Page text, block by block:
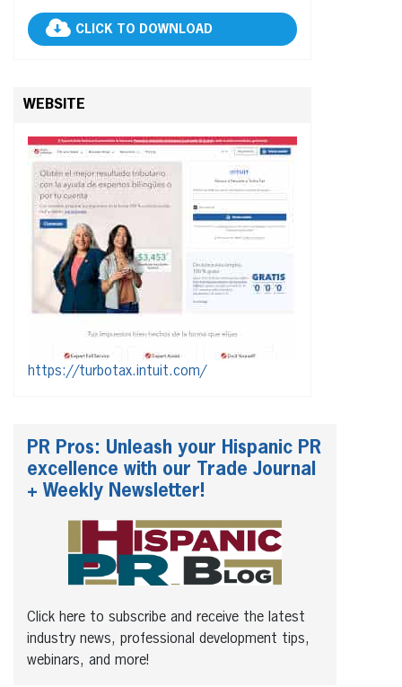
CLICK TO DOWNLOAD
WEBSITE
https://turbotax.intuit.com/
PR Pros: Unleash your Hispanic PR
excellence with our Trade Journal
+ Weekly Newsletter!
Click here to subscribe and receive the latest
industry news, professional development tips,
webinars, and more!